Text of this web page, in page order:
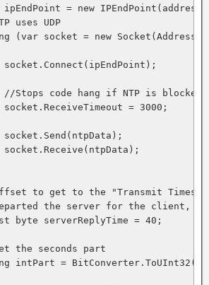
ipEndPoint = new
uses UDP
(var socket = new
Stops code hang if NTP is blocked
= 3000;
to get to the "Transmit
the server for the client,
byte serverReplyTime = 40;
the seconds part
intPart =